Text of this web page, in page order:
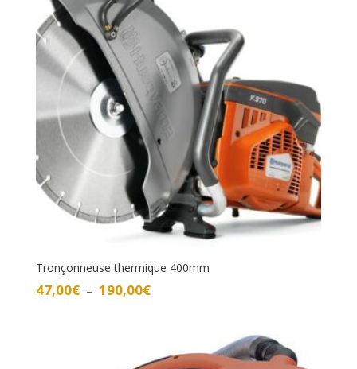
374,00€
Tronçonneuse thermique 400mm
47,00€ – 190,00€Plage
à